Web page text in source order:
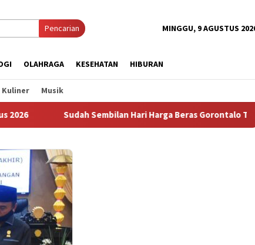
Pencarian MINGGU, 9 AGUSTUS
OLAHRAGA KESEHATAN HIBURAN
Kuliner Musik
Sudah Sembilan Hari Harga Beras Gorontalo Termahal